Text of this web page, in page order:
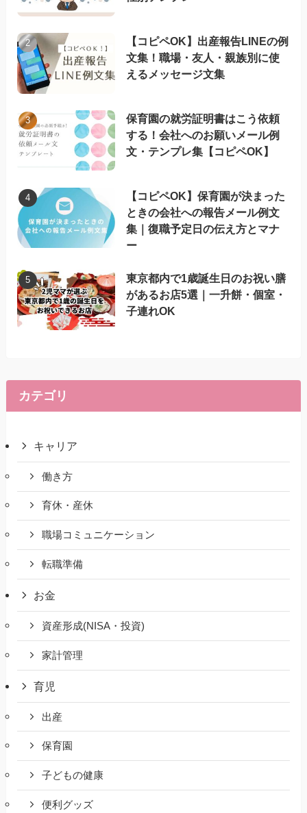
【コピペOK】出産報告LINEの例
文集！職場・友人・親族別に使
えるメッセージ文集
保育園の就労証明書はこう依頼
する！会社へのお願いメール例
文・テンプレ集【コピペOK】
【コピペOK】保育園が決まった
ときの会社への報告メール例文
集｜復職予定日の伝え方とマナ
ー
東京都内で1歳誕生日のお祝い膳
があるお店5選｜一升餅・個室・
子連れOK
カテゴリ
キャリア
働き方
育休・産休
職場コミュニケーション
転職準備
お金
資産形成(NISA・投資)
家計管理
育児
出産
保育園
子どもの健康
便利グッズ